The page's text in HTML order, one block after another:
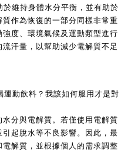
維持身體水分平衡，並有助於
作為恢復的一部分同樣非常重
度、環境氣候及運動類型進行
汗量，以幫助減少電解質不足
動飲料？我該如何服用才是對
分與電解質。若僅使用電解質
起脫水等不良影響。因此，最
解質，並根據個人的需求調整